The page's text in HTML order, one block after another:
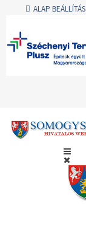
ALAP BEÁLLÍTÁS